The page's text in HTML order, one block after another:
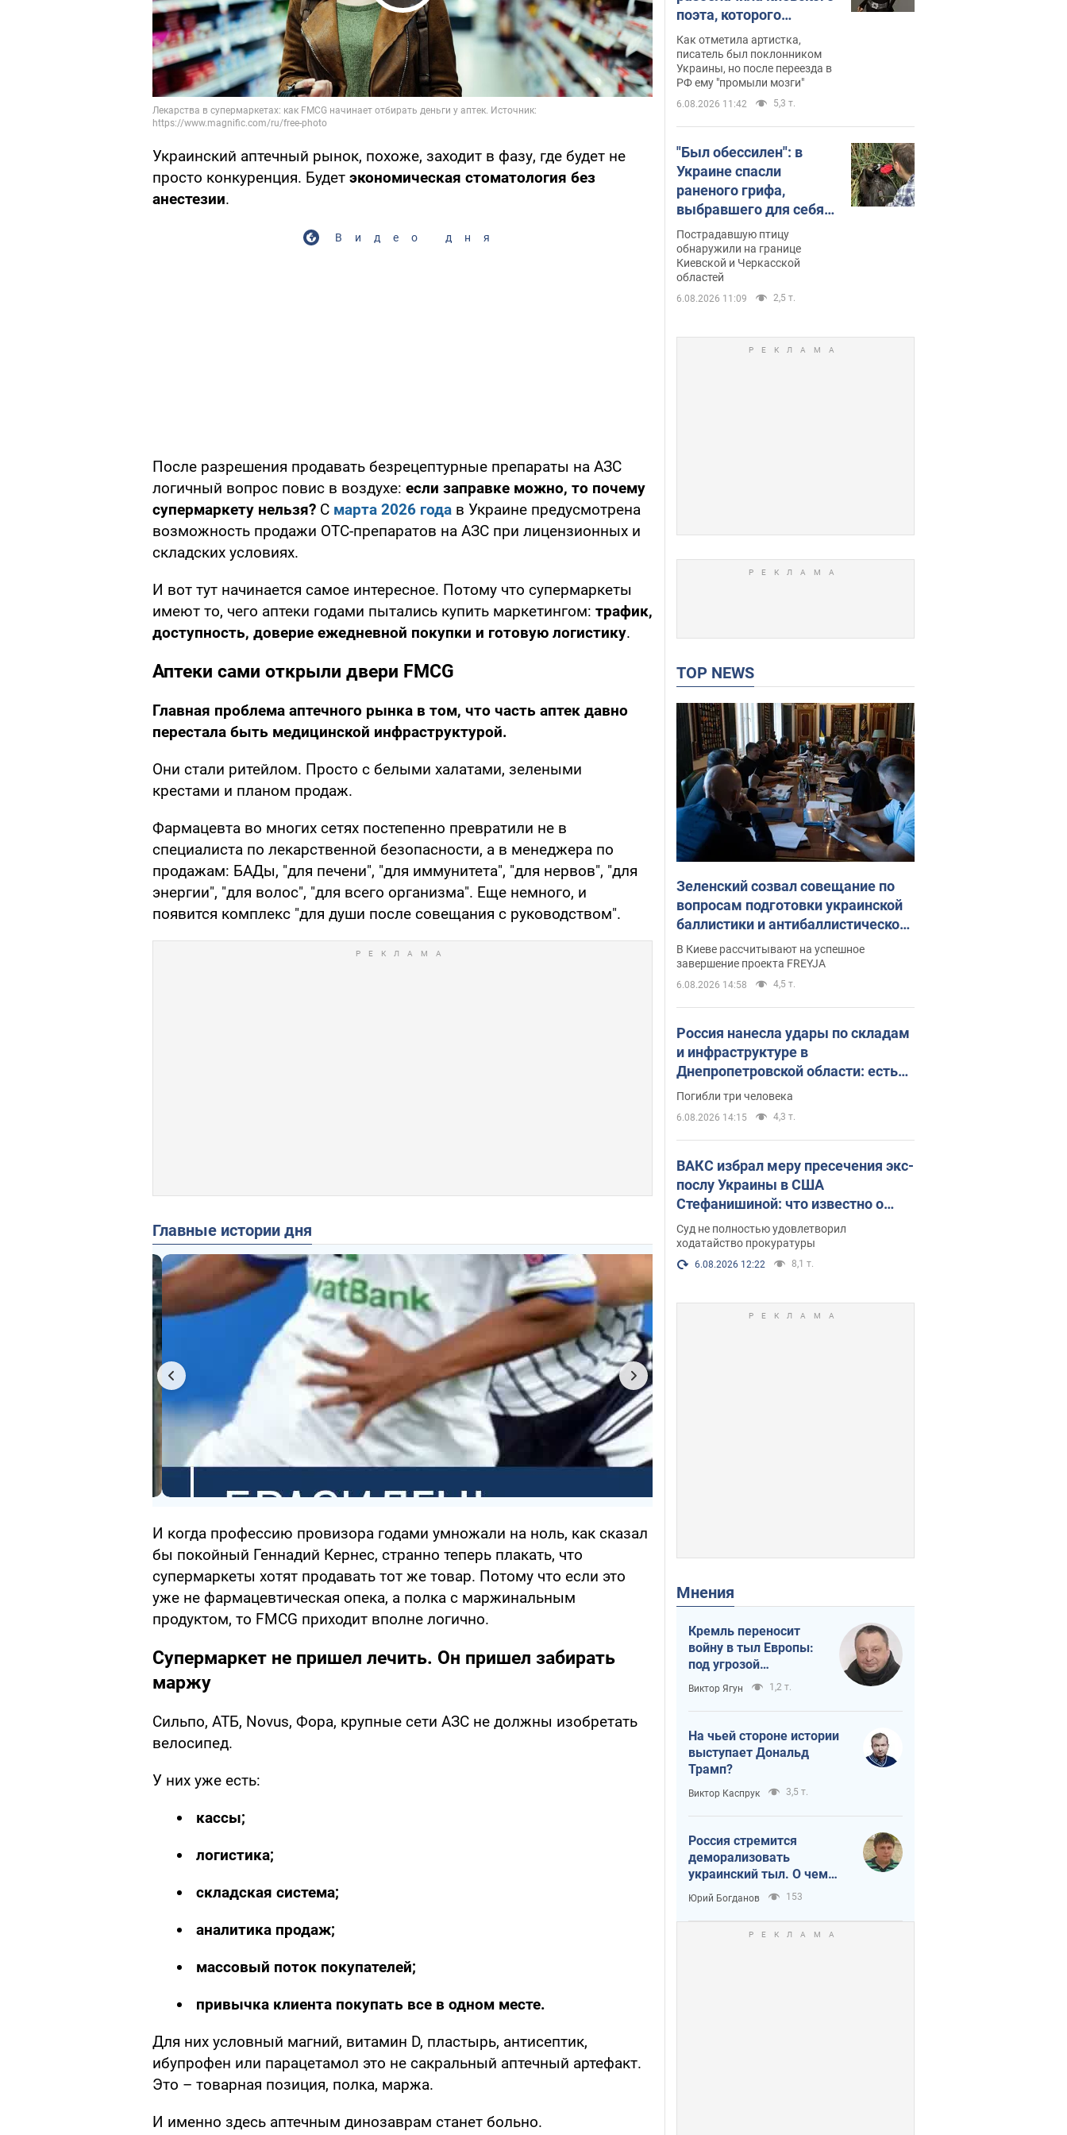
Play Video
Украинский аптечный рынок, похоже, заходит в фазу, где будет не
просто конкуренция. Будет экономическая стоматология без
анестезии.
Видео дня
После разрешения продавать безрецептурные препараты на АЗС
логичный вопрос повис в воздухе: если заправке можно, то почему
супермаркету нельзя? С марта 2026 года в Украине предусмотрена
возможность продажи OTC-препаратов на АЗС при лицензионных и
складских условиях.
И вот тут начинается самое интересное. Потому что супермаркеты
имеют то, чего аптеки годами пытались купить маркетингом: трафик,
доступность, доверие ежедневной покупки и готовую логистику.
Аптеки сами открыли двери FMCG
Главная проблема аптечного рынка в том, что часть аптек давно
перестала быть медицинской инфраструктурой.
Они стали ритейлом. Просто с белыми халатами, зелеными
крестами и планом продаж.
Фармацевта во многих сетях постепенно превратили не в
специалиста по лекарственной безопасности, а в менеджера по
продажам: БАДы, "для печени", "для иммунитета", "для нервов", "для
энергии", "для волос", "для всего организма". Еще немного, и
появится комплекс "для души после совещания с руководством".
Главные истории дня
И когда профессию провизора годами умножали на ноль, как сказал
бы покойный Геннадий Кернес, странно теперь плакать, что
супермаркеты хотят продавать тот же товар. Потому что если это
уже не фармацевтическая опека, а полка с маржинальным
продуктом, то FMCG приходит вполне логично.
Супермаркет не пришел лечить. Он пришел забирать
маржу
Сильпо, АТБ, Novus, Фора, крупные сети АЗС не должны изобретать
велосипед.
У них уже есть:
кассы;
логистика;
складская система;
аналитика продаж;
массовый поток покупателей;
привычка клиента покупать все в одном месте.
Для них условный магний, витамин D, пластырь, антисептик,
ибупрофен или парацетамол это не сакральный аптечный артефакт.
Это – товарная позиция, полка, маржа.
И именно здесь аптечным динозаврам станет больно.
поэта, которого
"зазомбировали": он
даже русского не знал,
а теперь хочет
геноцида украинцев
Как отметила артистка,
писатель был поклонником
Украины, но после переезда в
РФ ему "промыли мозги"
6.08.2026 11:42 5,3 т.
"Был обессилен": в
Украине спасли
раненого грифа,
выбравшего для себя
нетипичный маршрут.
Фото
Пострадавшую птицу
обнаружили на границе
Киевской и Черкасской
областей
6.08.2026 11:09 2,5 т.
TOP NEWS
Зеленский созвал совещание по
вопросам подготовки украинской
баллистики и антибаллистической
программы FREYJA: какие
решения готовятся
В Киеве рассчитывают на успешное
завершение проекта FREYJA
6.08.2026 14:58 4,5 т.
Россия нанесла удары по складам
и инфраструктуре в
Днепропетровской области: есть
погибшие и раненые. Фото
Погибли три человека
6.08.2026 14:15 4,3 т.
ВАКС избрал меру пресечения экс-
послу Украины в США
Стефанишиной: что известно о
деле
Суд не полностью удовлетворил
ходатайство прокуратуры
6.08.2026 12:22 8,1 т.
Мнения
Кремль переносит
войну в тыл Европы:
под угрозой
критическая
логистика
Виктор Ягун 1,2 т.
На чьей стороне истории
выступает Дональд
Трамп?
Виктор Каспрук 3,5 т.
Россия стремится
деморализовать
украинский тыл. О чем
стоит себе напомнить
Юрий Богданов 153